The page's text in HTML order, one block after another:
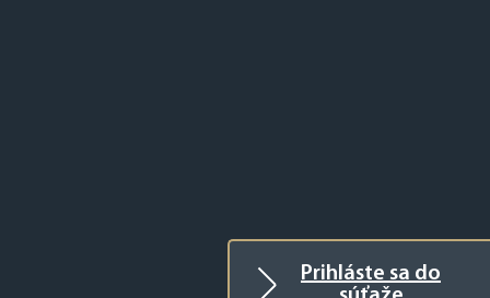
Prihláste sa do